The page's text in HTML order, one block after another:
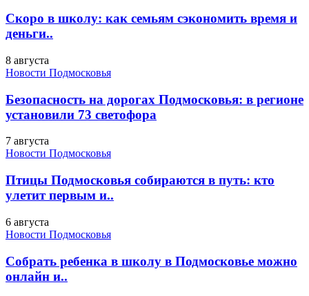
Скоро в школу: как семьям сэкономить время и
деньги..
8 августа
Новости Подмосковья
Безопасность на дорогах Подмосковья: в регионе
установили 73 светофора
7 августа
Новости Подмосковья
Птицы Подмосковья собираются в путь: кто
улетит первым и..
6 августа
Новости Подмосковья
Собрать ребенка в школу в Подмосковье можно
онлайн и..